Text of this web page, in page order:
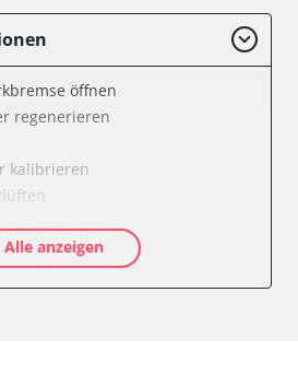
(DBE)
hinten links
hinten rechts
vorne links
vorne rechts
öffnen
regenerieren
kalibrieren
kalibrieren
Alle anzeigen